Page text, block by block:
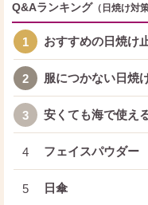
Q&Aランキング （日焼け対
1 おすすめの日焼け
2 服につかない日焼
3 安くても海で使え
4 フェイスパウダー
5 日傘